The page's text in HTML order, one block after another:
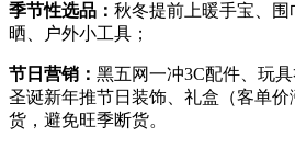
季节性选品： 秋冬提前上暖手宝、
晒、户外小工具；
节日营销： 黑五网一冲3C配件、玩
圣诞新年推节日装饰、礼盒（客单价
货，避免旺季断货。